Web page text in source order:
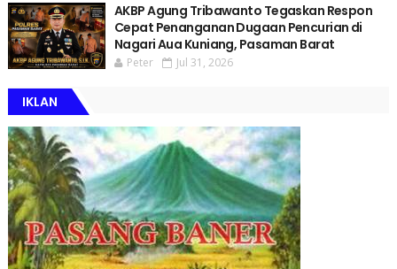
AKBP Agung Tribawanto Tegaskan Respon
Cepat Penanganan Dugaan Pencurian di
Nagari Aua Kuniang, Pasaman Barat
Peter Jul 31, 2026
IKLAN